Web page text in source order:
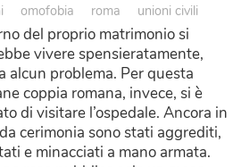
omofobia roma unioni civili
del proprio matrimonio si
vivere spensieratamente,
alcun problema. Per questa
coppia romana, invece, si è
di visitare l’ospedale. Ancora in
cerimonia sono stati aggrediti,
e minacciati a mano armata.